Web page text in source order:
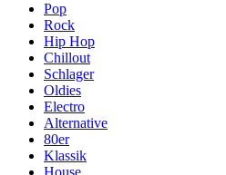
Pop
Rock
Hip Hop
Chillout
Schlager
Oldies
Electro
Alternative
80er
Klassik